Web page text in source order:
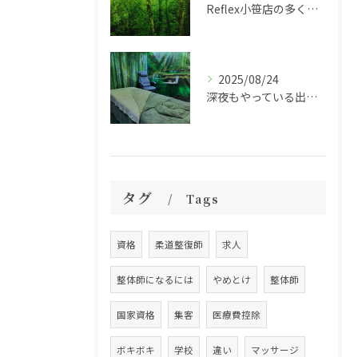
Reflex小笹店の多くのメニューやクーポン 最新情報！
2025/08/24
深夜もやっている出張整体リラクゼーション！ご自宅までお伺いします。
タグ Tags
資格 柔道整復師 求人
整体師になるには やめとけ 整体師
国家資格 集客 医療費控除
ボキボキ 学校 違い マッサージ